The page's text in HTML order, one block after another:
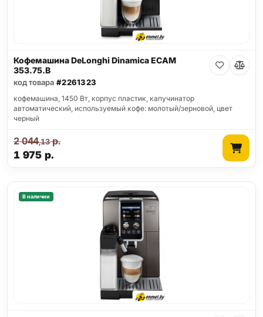
Кофемашина DeLonghi Dinamica ECAM
353.75.B
код товара #2261323
кофемашина, 1450 Вт, корпус пластик, капучинатор
автоматический, используемый кофе: молотый/зерновой, цвет
черный
1 975 р.
2 044,13р.
В наличии